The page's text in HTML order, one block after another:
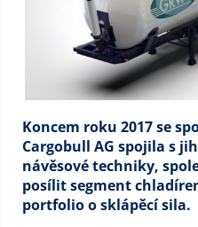
Koncem roku 2017 se
Cargobull AG spojila s
návěsové techniky,
posílit segment
portfolio o sklápěcí sila.